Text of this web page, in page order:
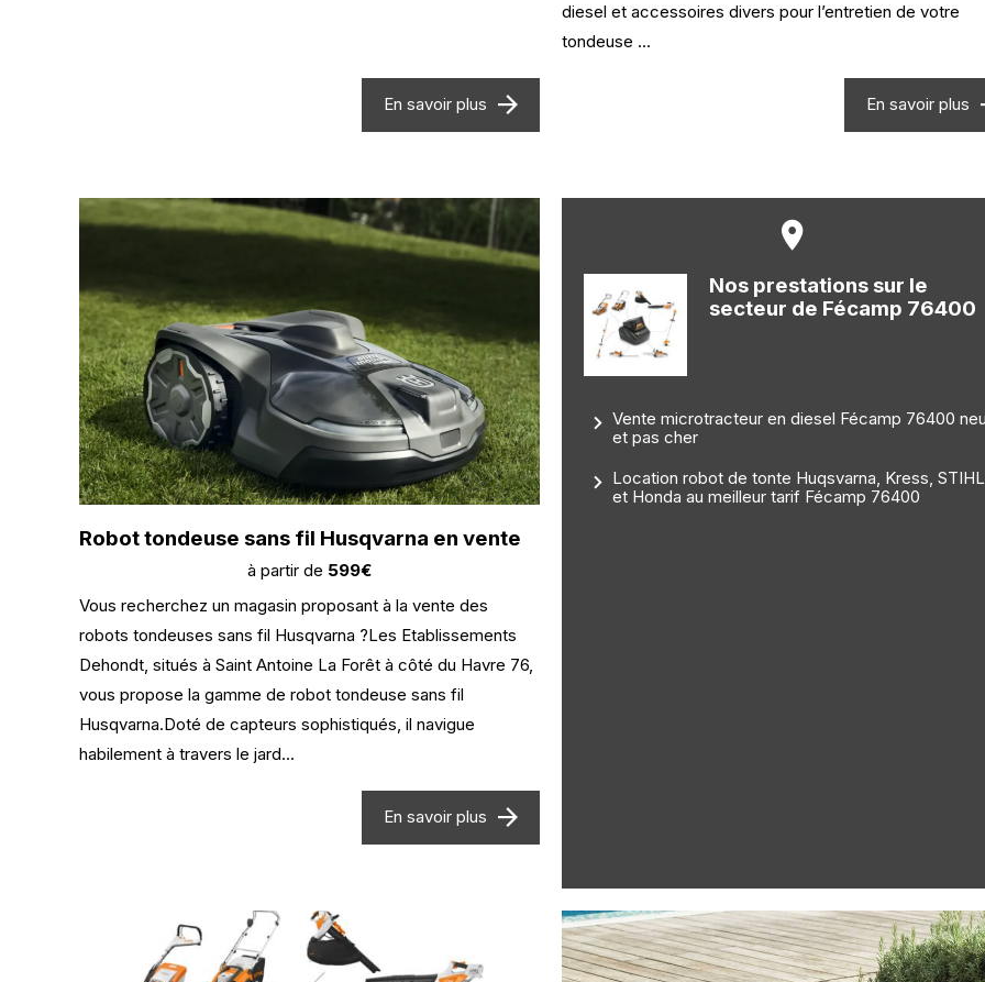
En savoir plus
diesel et accessoires divers pour l’entretien de votre
tondeuse ...
En savoir plus
Robot tondeuse sans fil Husqvarna en vente
à partir de 599€
Vous recherchez un magasin proposant à la vente des
robots tondeuses sans fil Husqvarna ?Les Etablissements
Dehondt, situés à Saint Antoine La Forêt à côté du Havre 76,
vous propose la gamme de robot tondeuse sans fil
Husqvarna.Doté de capteurs sophistiqués, il navigue
habilement à travers le jard...
En savoir plus
Nos prestations sur le
secteur de Fécamp 76400
Vente microtracteur en diesel Fécamp 76400
et pas cher
Location robot de tonte Huqsvarna, Kress, STIHL
et Honda au meilleur tarif Fécamp 76400